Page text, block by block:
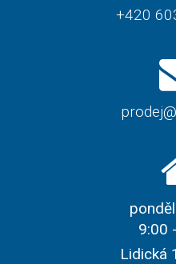
+420
9:00
Lidická